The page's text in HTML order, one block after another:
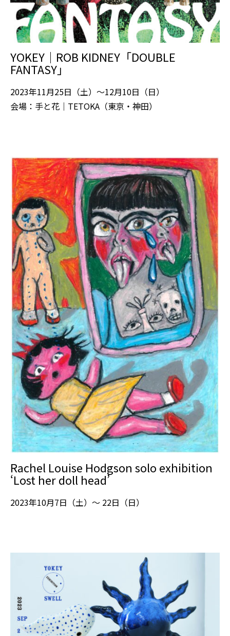
YOKEY｜ROB KIDNEY「DOUBLE
FANTASY」
2023年11月25日（土）～12月10日（日）
会場：手と花｜TETOKA（東京・神田）
Rachel Louise Hodgson solo exhibition
‘Lost her doll head’
2023年10月7日（土）～ 22日（日）